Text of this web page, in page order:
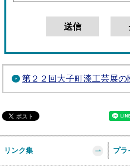
第２２回大子町漆工芸展の
リンク集 プラ